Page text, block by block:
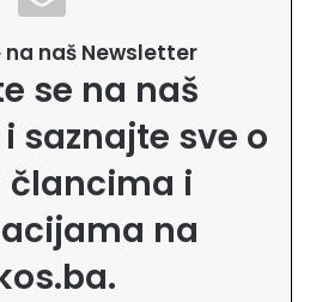
na naš Newsletter
se na naš
saznajte sve o
člancima i
na